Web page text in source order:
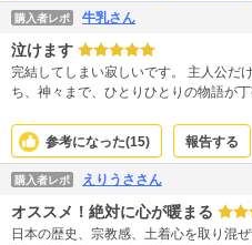
ど、終わって欲しくない…でも ラスト
手の条理で そしてラストもとても気持
わって欲しくはなかったけど…
購入者レポ 牛乳さん
泣けます
完結してしまい寂しいです。 主人公だ
ち、神々まで、ひとりひとりの物語が
して全巻泣いてしまいました。 そし
れるお話です。和風ファンタジーでは
登場人物たちの言葉や行動は、現代に
ったように思えます。 一言では言い表すことができませんが、本当におすすめ
めです。素敵な作品をありがとうござい
参考になった(15) 報告する
購入者レポ えりうささん
オススメ！絶対に心が暖まる
日本の歴史、宗教感、土着心を取り混